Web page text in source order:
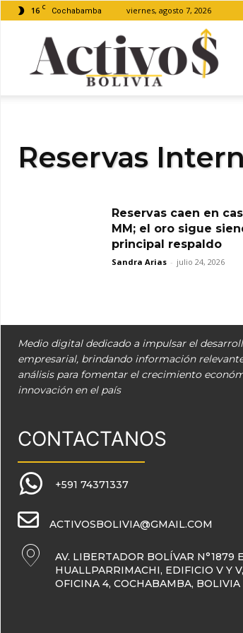
16 C Cochabamba viernes, agosto 7, 2026
Reservas
Reservas caen en
MM; el oro sigue
principal respaldo
Sandra Arias - julio 24, 2026
Medio digital dedicado a impulsar el
empresarial, brindando información
análisis para fomentar el crecimiento
innovación en el país
CONTACTANOS
+591 74371337
ACTIVOSBOLIVIA@GMAIL.COM
AV. LIBERTADOR BOLÍVAR N°1879
HUALLPARRIMACHI, EDIFICIO V Y
OFICINA 4, COCHABAMBA, BOLIVIA